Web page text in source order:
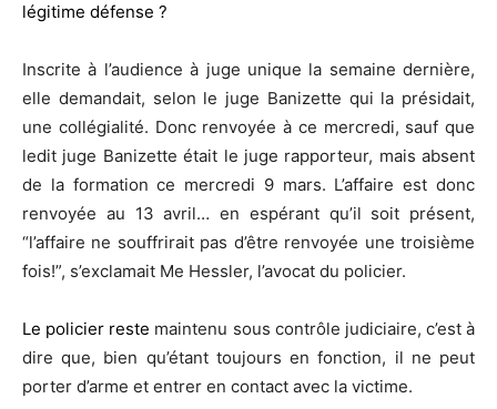
légitime défense ?
Inscrite à l’audience à juge unique la semaine dernière,
elle demandait, selon le juge Banizette qui la présidait,
une collégialité. Donc renvoyée à ce mercredi, sauf que
ledit juge Banizette était le juge rapporteur, mais absent
de la formation ce mercredi 9 mars. L’affaire est donc
renvoyée au 13 avril… en espérant qu’il soit présent,
“l’affaire ne souffrirait pas d’être renvoyée une troisième
fois!”, s’exclamait Me Hessler, l’avocat du policier.
Le policier reste maintenu sous contrôle judiciaire, c’est à
dire que, bien qu’étant toujours en fonction, il ne peut
porter d’arme et entrer en contact avec la victime.